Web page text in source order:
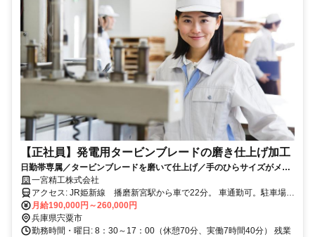
【正社員】発電用タービンブレードの磨き仕上げ加工
日勤帯専属／タービンブレードを磨いて仕上げ／手のひらサイズがメイ
ンの製品／各種手当ても充実／製造業未経験の方も歓迎！
一宮精工株式会社
アクセス: JR姫新線 播磨新宮駅から車で22分。 車通勤可。駐車場あ
り。
月給190,000円～260,000円
兵庫県宍粟市
勤務時間・曜日: 8：30～17：00（休憩70分、実働7時間40分） 残業